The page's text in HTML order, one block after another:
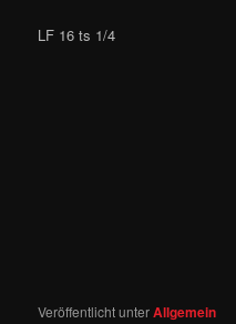
LF 16 ts 1/4
Veröffentlicht unterAllgemein